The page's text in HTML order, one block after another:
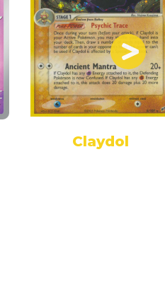
Claydol